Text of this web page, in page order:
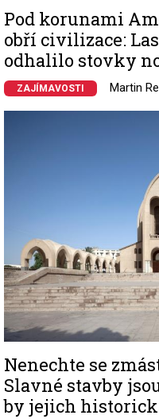
Pod korunami
obří civilizace:
odhalilo stovky
ZAJÍMAVOSTI Martin
Nenechte se
Slavné stavby
by jejich